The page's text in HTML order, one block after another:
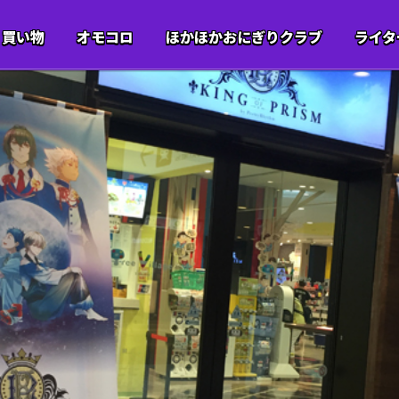
買い物 オモコロ ほかほかおにぎりクラブ ライ